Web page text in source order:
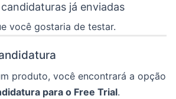
já enviadas
você gostaria de testar.
produto, você encontrará a opção
para o Free Trial.